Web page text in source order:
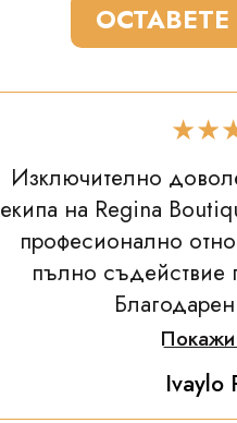
Изключително
екипа на Regina
професионално
пълно съдействие
Ivaylo